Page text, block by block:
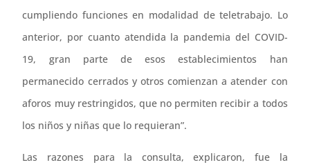
cumpliendo funciones en modalidad de teletrabajo. Lo
anterior, por cuanto atendida la pandemia del COVID-
19, gran parte de esos establecimientos han
permanecido cerrados y otros comienzan a atender con
aforos muy restringidos, que no permiten recibir a todos
los niños y niñas que lo requieran”.
Las razones para la consulta, explicaron, fue la